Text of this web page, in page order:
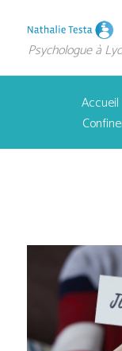
Psychologue à
Accueil